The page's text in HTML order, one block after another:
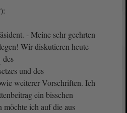
- Meine sehr geehrten
Wir diskutieren heute
des
und des
weiterer Vorschriften. Ich
ein bisschen
ich auf die aus